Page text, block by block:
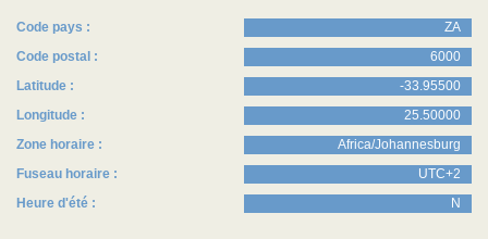
Code pays :
ZA
Code postal :
6000
Latitude :
-33.95500
Longitude :
25.50000
Zone horaire :
Africa/Johannesburg
Fuseau horaire :
UTC+2
Heure d'été :
N